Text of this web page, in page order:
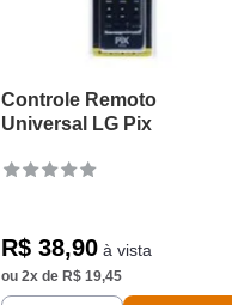
Controle Remoto
Universal LG Pix
R$ 38,90à vista
ou 2x de R$ 19,45